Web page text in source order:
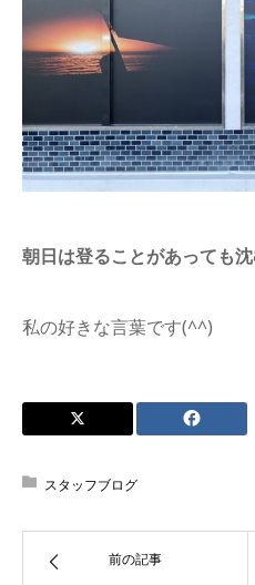
朝日は登ることがあっても沈
私の好きな言葉です(^^)
スタッフブログ
前の記事